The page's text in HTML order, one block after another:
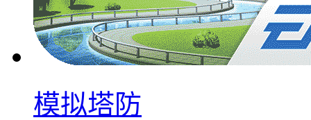
模拟塔防